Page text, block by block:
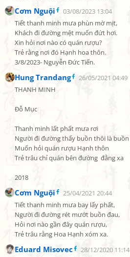
Cơm Nguội
03/08/2023 13:04
Tiết thanh minh mưa phùn mờ mịt,
Khách đi đường mệt muốn đứt hơi.
Xin hỏi nơi nào có quán rượu?
Trẻ rằng nơi đó Hạnh hoa thôn.
3/8/2023- Nguyễn Đức Tiến.
Hung Trandang
26/05/2021 04:49
THANH MINH
Đỗ Mục
Thanh minh lất phất mưa rơi
Người đi đường thấy buồn thôi là buồn
Muốn hỏi quán rượu Hạnh thôn
Trẻ trâu chỉ quán bên đường  đằng xa
2018
Cơm Nguội
25/04/2021 20:44
Tiết thanh minh mưa bay lấy phất,
Người đi đường rét mướt buồn đau,
Hỏi nơi nào gần đây quán rượu,
Trẻ trâu rằng Hoa Hạnh xóm xa.
Eduard Misovec
28/12/2020 11:14